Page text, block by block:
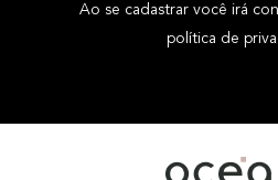
Ao se cadastrar você irá
política de